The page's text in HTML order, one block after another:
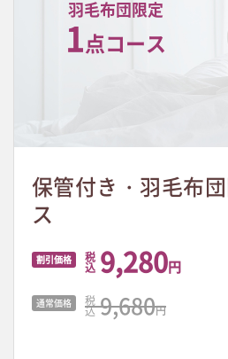
羽毛布団限定
1 点コース
保管付き・羽毛布
ス
割引価格
税
込 9,280 円
通常価格
税
込 9,680円